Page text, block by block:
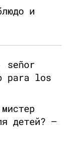
и
señor
para los
детей? —